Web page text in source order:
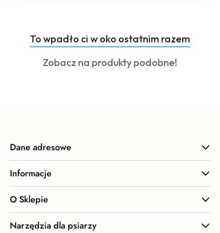
Pomiń karuzelę produktów
Produkty
o
statusie:
To wpadło ci w oko ostatnim razem
Produkty
Zobacz na produkty podobne!
Dane adresowe
Informacje
O Sklepie
Narzędzia dla psiarzy